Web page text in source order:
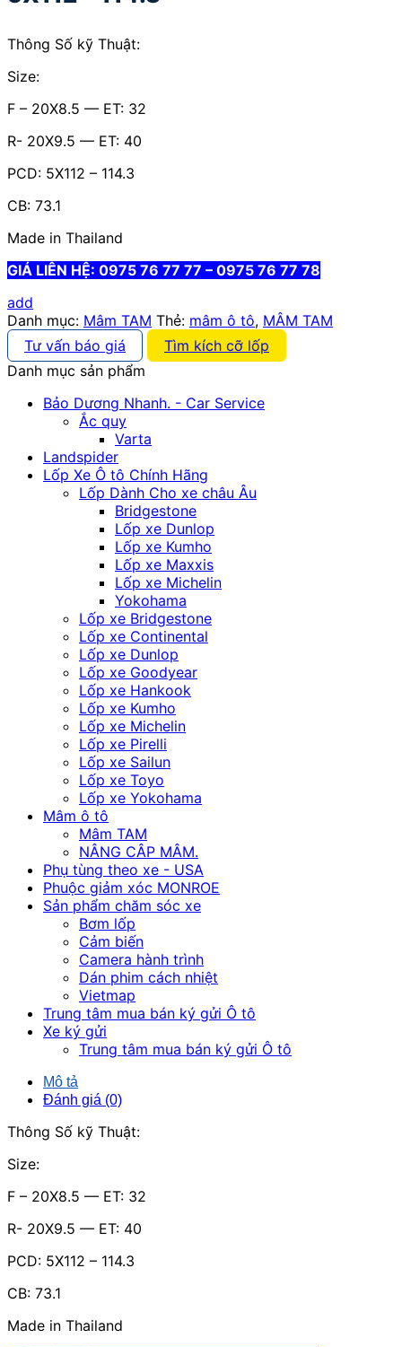
Thông Số kỹ Thuật:
Size:
F – 20X8.5 — ET: 32
R- 20X9.5 — ET: 40
PCD: 5X112 – 114.3
CB: 73.1
Made in Thailand
GIÁ LIÊN HỆ: 0975 76 77 77 – 0975 76 77 78
add
Danh mục: Mâm TAM Thẻ: mâm ô tô, MÂM TAM
Tư vấn báo giá
Tìm kích cỡ lốp
Danh mục sản phẩm
Bảo Dương Nhanh. - Car Service
Ắc quy
Varta
Landspider
Lốp Xe Ô tô Chính Hãng
Lốp Dành Cho xe châu Âu
Bridgestone
Lốp xe Dunlop
Lốp xe Kumho
Lốp xe Maxxis
Lốp xe Michelin
Yokohama
Lốp xe Bridgestone
Lốp xe Continental
Lốp xe Dunlop
Lốp xe Goodyear
Lốp xe Hankook
Lốp xe Kumho
Lốp xe Michelin
Lốp xe Pirelli
Lốp xe Sailun
Lốp xe Toyo
Lốp xe Yokohama
Mâm ô tô
Mâm TAM
NÂNG CÂP MÂM.
Phụ tùng theo xe - USA
Phuộc giảm xóc MONROE
Sản phẩm chăm sóc xe
Bơm lốp
Cảm biến
Camera hành trình
Dán phim cách nhiệt
Vietmap
Trung tâm mua bán ký gửi Ô tô
Xe ký gửi
Trung tâm mua bán ký gửi Ô tô
Mô tả
Đánh giá (0)
Thông Số kỹ Thuật:
Size:
F – 20X8.5 — ET: 32
R- 20X9.5 — ET: 40
PCD: 5X112 – 114.3
CB: 73.1
Made in Thailand